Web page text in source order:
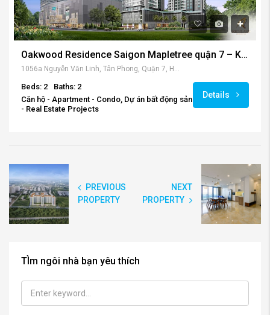
Oakwood Residence Saigon Mapletree quận 7 – Kiến tạo phong cách sống tân tiến hàng đầu khu Nam.
1056a Nguyễn Văn Linh, Tân Phong, Quận 7, Hồ Chí Minh, Việt Nam
Beds: 2
Baths: 2
Căn hộ - Apartment - Condo, Dự án bất động sản
- Real Estate Projects
Details
PREVIOUS
PROPERTY
NEXT
PROPERTY
TÌm ngôi nhà bạn yêu thích